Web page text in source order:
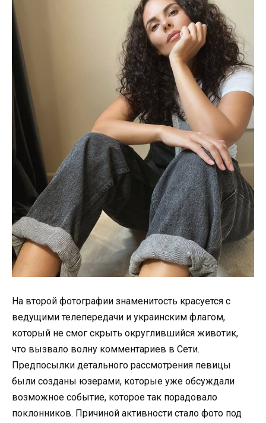
На второй фотографии знаменитость красуется с
ведущими телепередачи и украинским флагом,
который не смог скрыть округлившийся животик,
что вызвало волну комментариев в Сети.
Предпосылки детального рассмотрения певицы
были созданы юзерами, которые уже обсуждали
возможное событие, которое так порадовало
поклонников. Причиной активности стало фото под